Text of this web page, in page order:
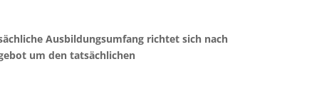
Ausbildungsumfang richtet sich nach
um den tatsächlichen